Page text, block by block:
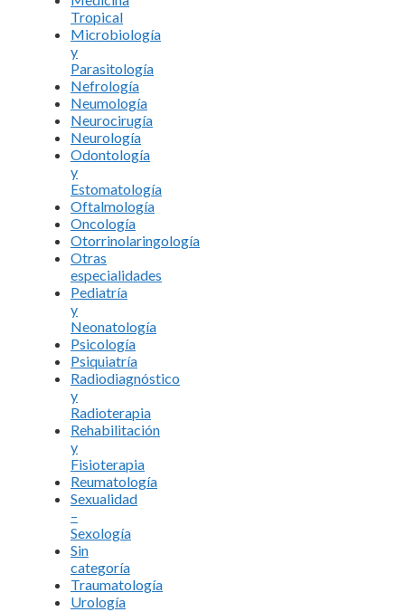
Tropical
Microbiología
y
Parasitología
Nefrología
Neumología
Neurocirugía
Neurología
Odontología
y
Estomatología
Oftalmología
Oncología
Otorrinolaringología
Otras
especialidades
Pediatría
y
Neonatología
Psicología
Psiquiatría
Radiodiagnóstico
y
Radioterapia
Rehabilitación
y
Fisioterapia
Reumatología
Sexualidad
–
Sexología
Sin
categoría
Traumatología
Urología